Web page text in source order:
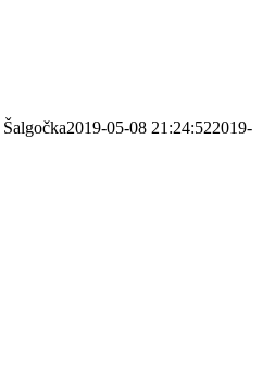
2019-05-08 21:24:522019-